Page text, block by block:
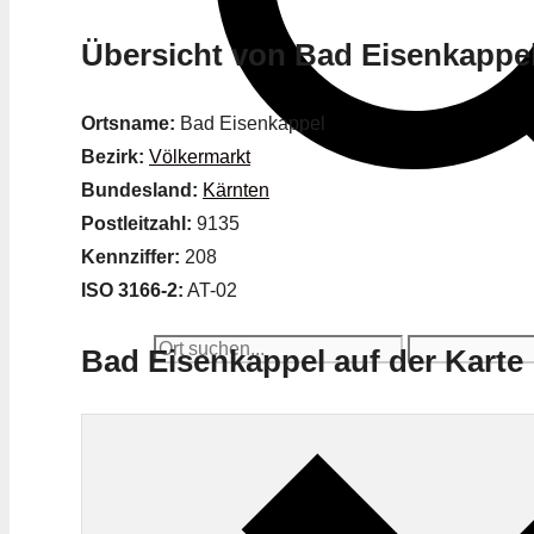
Übersicht von Bad
Ortsname: Bad Eisenkappel
Bezirk: Völkermarkt
Bundesland: Kärnten
Postleitzahl: 9135
Kennziffer: 208
ISO 3166-2: AT-02
Bad Eisenkappel auf der Karte